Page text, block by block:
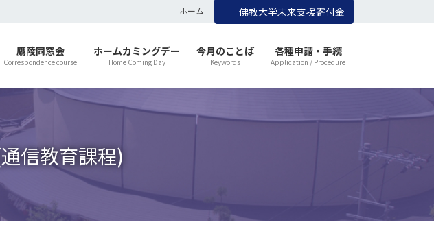
ホーム 佛教大学未来支援寄付金
鷹陵同窓会
Correspondence course
ホームカミングデー
Home Coming Day
今月のことば
Keywords
各種申請・手続
Application / Procedure
信教育課程)